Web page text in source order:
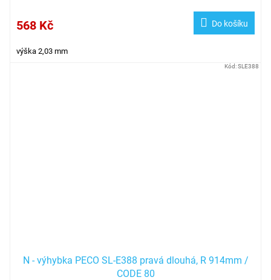
568 Kč Do košíku
výška 2,03 mm
N - výhybka PECO SL-E388 pravá dlouhá, R 914mm /
CODE 80
Kód:SLE388